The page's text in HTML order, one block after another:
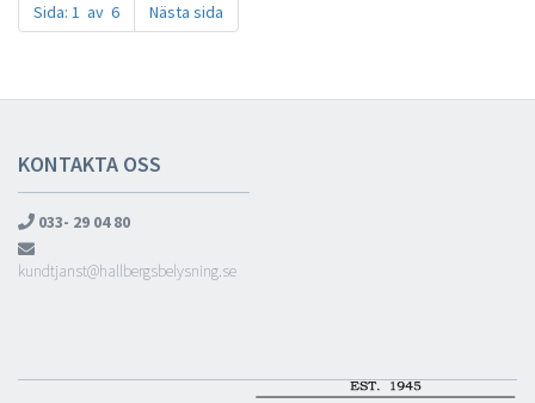
Sida: 1 av 6 Nästa sida
KONTAKTA OSS
033- 29 04 80
kundtjanst@hallbergsbelysning.se